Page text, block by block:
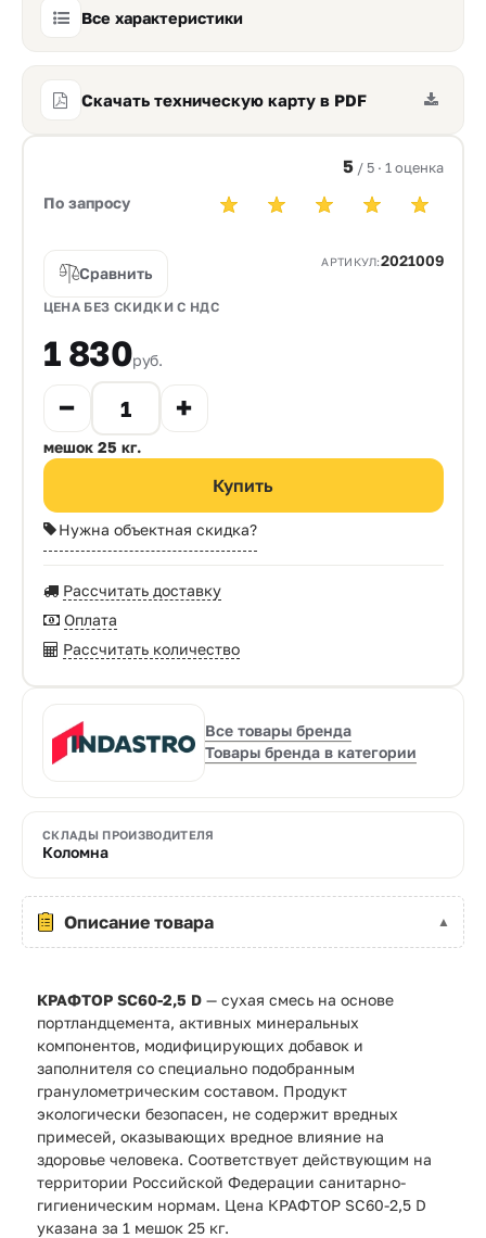
Все характеристики
Скачать техническую карту в PDF
По запросу
5 / 5 · 1 оценка
Сравнить
АРТИКУЛ:2021009
ЦЕНА БЕЗ СКИДКИ С НДС
1 830руб.
мешок 25 кг.
Нужна объектная скидка?
Рассчитать доставку
Оплата
Рассчитать количество
Все товары бренда
Товары бренда в категории
СКЛАДЫ ПРОИЗВОДИТЕЛЯ
Коломна
Описание товара
КРАФТОР SC60-2,5 D — сухая смесь на основе
портландцемента, активных минеральных
компонентов, модифицирующих добавок и
заполнителя со специально подобранным
гранулометрическим составом. Продукт
экологически безопасен, не содержит вредных
примесей, оказывающих вредное влияние на
здоровье человека. Соответствует действующим на
территории Российской Федерации санитарно-
гигиеническим нормам. Цена КРАФТОР SC60-2,5 D
указана за 1 мешок 25 кг.